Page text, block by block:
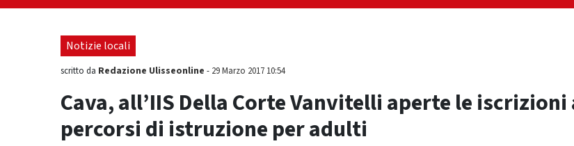
sull'ultima seduta consiliare: “Serve chiarezza!”"
Notizie locali
scritto da Redazione Ulisseonline - 29 Marzo 2017 10:54
Cava, all’IIS Della Corte Vanvitelli aperte le iscrizioni
percorsi di istruzione per adulti